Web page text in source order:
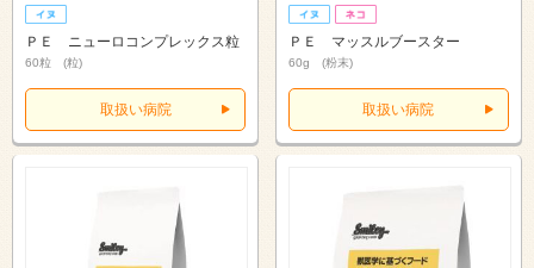
ＰＥ ニューロコンプレックス粒
60粒 (粒)
取扱い病院
ＰＥ マッスルブースター
60g (粉末)
取扱い病院